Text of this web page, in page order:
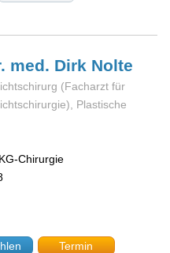
med. Dirk Nolte
(Facharzt für
Plastische
Chirurgie
Termin